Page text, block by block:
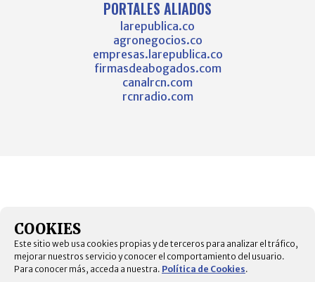
PORTALES ALIADOS
larepublica.co
agronegocios.co
empresas.larepublica.co
firmasdeabogados.com
canalrcn.com
rcnradio.com
COOKIES
Este sitio web usa cookies propias y de terceros para analizar el tráfico,
mejorar nuestros servicio y conocer el comportamiento del usuario.
Para conocer más, acceda a nuestra. Política de Cookies.